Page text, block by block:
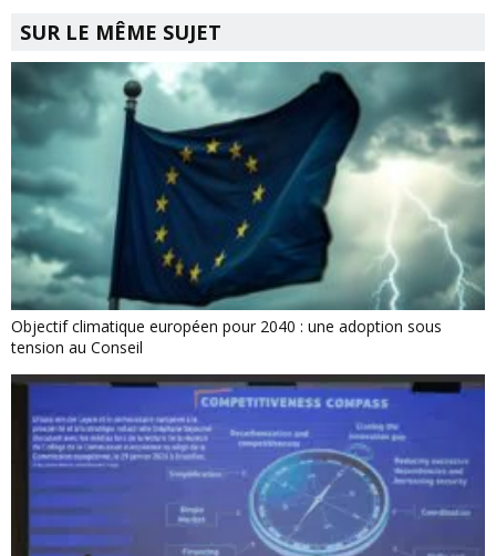
SUR LE MÊME SUJET
Objectif climatique européen pour 2040 : une adoption sous
tension au Conseil